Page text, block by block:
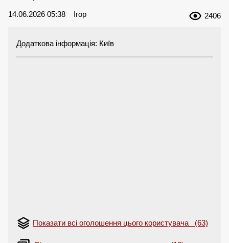
14.06.2026 05:38 Ігор 2406
Додаткова інформація: Київ
Показати всі оголошення цього користувача (63)